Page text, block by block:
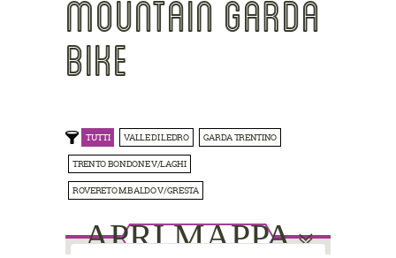
MOUNTAIN GARDA
BIKE
TUTTI VALLE DI LEDRO GARDA TRENTINO
TRENTO BONDONE V/LAGHI
ROVERETO M.BALDO V/GRESTA
APRI MAPPA